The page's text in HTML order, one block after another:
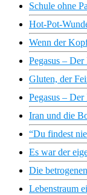
Schule ohne
Hot-Pot-
Wenn der
Pegasus –
Gluten, der
Pegasus –
Iran und die
“Du findest
Es war der
Die
Lebenstraum